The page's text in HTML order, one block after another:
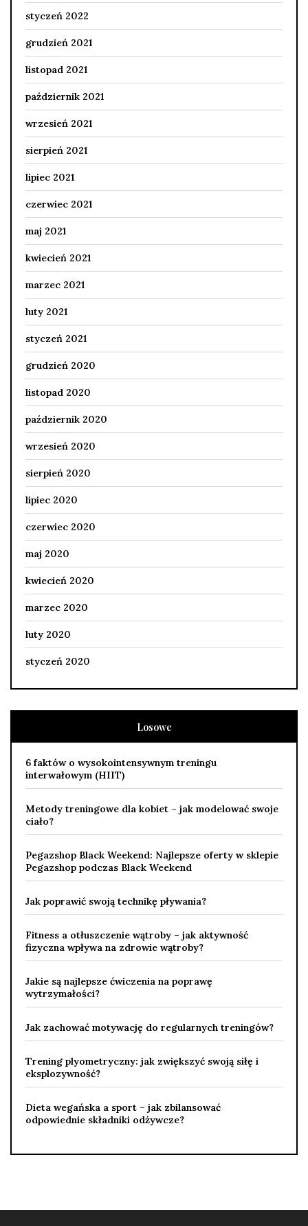
styczeń 2022
grudzień 2021
listopad 2021
październik 2021
wrzesień 2021
sierpień 2021
lipiec 2021
czerwiec 2021
maj 2021
kwiecień 2021
marzec 2021
luty 2021
styczeń 2021
grudzień 2020
listopad 2020
październik 2020
wrzesień 2020
sierpień 2020
lipiec 2020
czerwiec 2020
maj 2020
kwiecień 2020
marzec 2020
luty 2020
styczeń 2020
Losowe
6 faktów o wysokointensywnym treningu
interwałowym (HIIT)
Metody treningowe dla kobiet – jak modelować swoje
ciało?
Pegazshop Black Weekend: Najlepsze oferty w sklepie
Pegazshop podczas Black Weekend
Jak poprawić swoją technikę pływania?
Fitness a otłuszczenie wątroby – jak aktywność
fizyczna wpływa na zdrowie wątroby?
Jakie są najlepsze ćwiczenia na poprawę
wytrzymałości?
Jak zachować motywację do regularnych treningów?
Trening plyometryczny: jak zwiększyć swoją siłę i
eksplozywność?
Dieta wegańska a sport – jak zbilansować
odpowiednie składniki odżywcze?